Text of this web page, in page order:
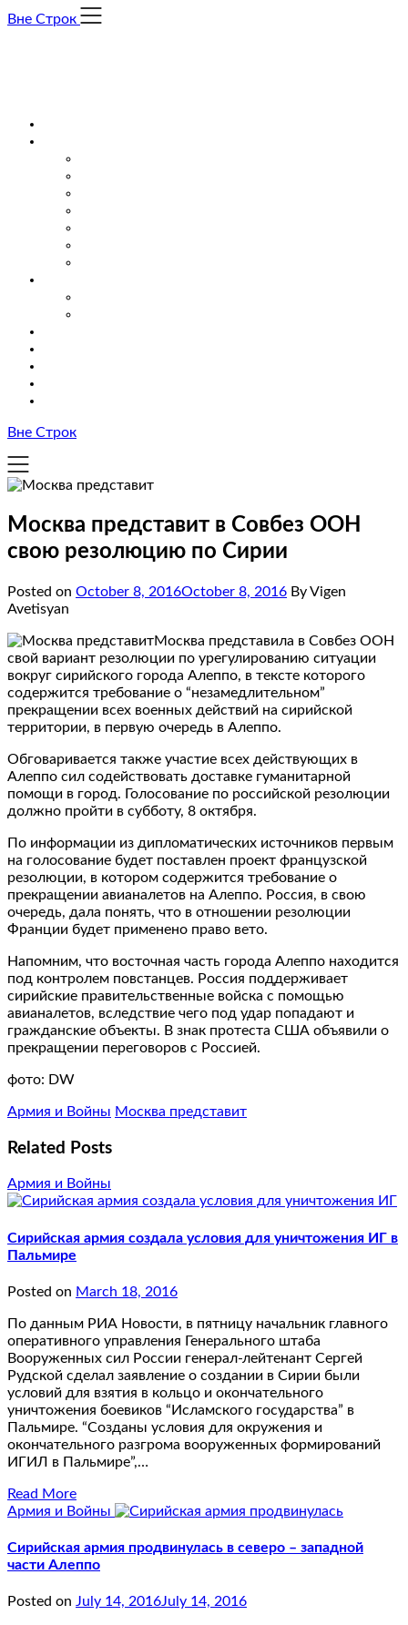
Skip
Вне Строк
Вне Строк
Москва представит в Совбез ООН
свою резолюцию по Сирии
Posted on October 8, 2016October 8, 2016 By Vigen
Avetisyan
Москва представила в Совбез ООН
свой вариант резолюции по урегулированию ситуации
вокруг сирийского города Алеппо, в тексте которого
содержится требование о “незамедлительном”
прекращении всех военных действий на сирийской
территории, в первую очередь в Алеппо.
Обговаривается также участие всех действующих в
Алеппо сил содействовать доставке гуманитарной
помощи в город. Голосование по российской резолюции
должно пройти в субботу, 8 октября.
По информации из дипломатических источников первым
на голосование будет поставлен проект французской
резолюции, в котором содержится требование о
прекращении авианалетов на Алеппо. Россия, в свою
очередь, дала понять, что в отношении резолюции
Франции будет применено право вето.
Напомним, что восточная часть города Алеппо находится
под контролем повстанцев. Россия поддерживает
сирийские правительственные войска с помощью
авианалетов, вследствие чего под удар попадают и
гражданские объекты. В знак протеста США объявили о
прекращении переговоров с Россией.
фото: DW
Армия и Войны Москва представит
Related Posts
Армия и Войны
Сирийская армия создала условия для уничтожения ИГ в
Пальмире
Posted on March 18, 2016
По данным РИА Новости, в пятницу начальник главного
оперативного управления Генерального штаба
Вооруженных сил России генерал-лейтенант Сергей
Рудской сделал заявление о создании в Сирии были
условий для взятия в кольцо и окончательного
уничтожения боевиков “Исламского государства” в
Пальмире. “Созданы условия для окружения и
окончательного разгрома вооруженных формирований
ИГИЛ в Пальмире”,…
Read More
Армия и Войны
Сирийская армия продвинулась в северо – западной
части Алеппо
Posted on July 14, 2016July 14, 2016